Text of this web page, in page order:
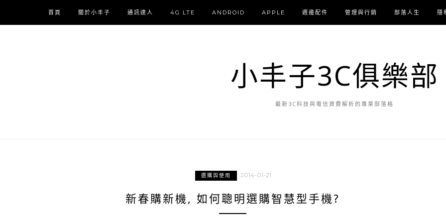
首頁 關於小丰子 通訊達人 4G LTE ANDROID APPLE 週邊配件 管理與行銷 部落人生 隱
小丰子3C俱樂部
最新3C科技與電信資費解析的專業部落格
選購與使用 2014-01-21
新春購新機, 如何聰明選購智慧型手機?